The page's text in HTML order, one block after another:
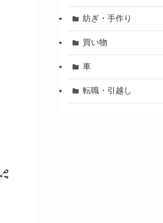
紡ぎ・手作り
買い物
車
転職・引越し